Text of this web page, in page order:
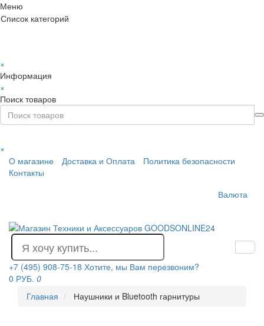
Меню
Список категорий
×
Информация
×
Поиск товаров
×
О магазине
Доставка и Оплата
Политика безопасности
Контакты
Валюта
+7 (495) 908-75-18 Хотите, мы Вам перезвоним?
0 РУБ. 0
Главная
Наушники и Bluetooth гарнитуры